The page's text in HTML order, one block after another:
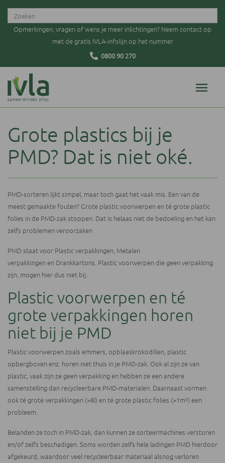
Opmerkingen, vragen of wens je meer inlichtingen? Neem contact op
met de gratis IVLA-infolijn op het nummer
0800 90 270
Grote plastics bij je
PMD? Dat is niet oké.
PMD-sorteren lijkt simpel, maar toch gaat het vaak mis. Een van de
meest gemaakte fouten? Grote plastic voorwerpen en té grote plastic
folies in de PMD-zak stoppen. Dat is helaas niet de bedoeling en het kan
zelfs problemen veroorzaken
PMD staat voor Plastic verpakkingen, Metalen
verpakkingen en Drankkartons. Plastic voorwerpen die geen verpakking
zijn, mogen hier dus niet bij.
Plastic voorwerpen en té
grote verpakkingen horen
niet bij je PMD
Plastic voorwerpen zoals emmers, opblaaskrokodillen, plastic
opbergboxen enz. horen niet thuis in je PMD-zak. Ook al zijn ze van
plastic, vaak zijn ze geen verpakking en hebben ze een andere
samenstelling dan recycleerbare PMD-materialen. Daarnaast vormen
ook té grote verpakkingen (>8l) en té grote plastic folies (>1m²) een
probleem.
Belanden ze toch in PMD-zak, dan kunnen ze sorteermachines verstoren
en/of zelfs beschadigen. Soms worden zelfs hele ladingen PMD hierdoor
afgekeurd, waardoor veel recycleerbaar materiaal alsnog verloren